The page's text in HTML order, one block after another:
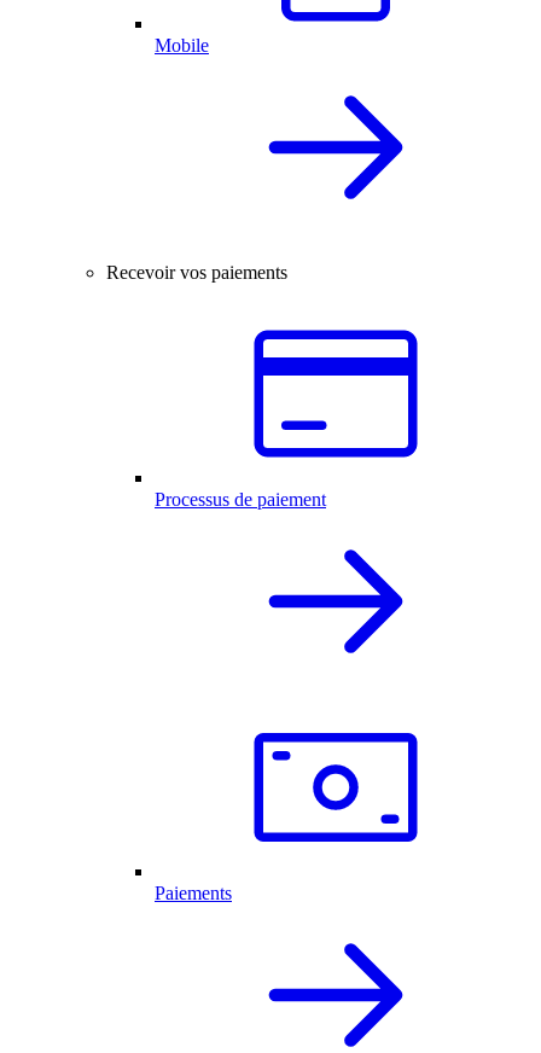
Mobile
Recevoir vos paiements
Processus de paiement
Paiements